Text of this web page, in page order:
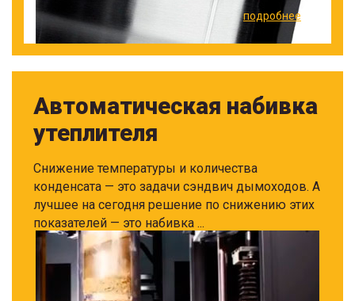
подробнее
Автоматическая набивка
утеплителя
Снижение температуры и количества
конденсата — это задачи сэндвич дымоходов. А
лучшее на сегодня решение по снижению этих
показателей — это набивка ...